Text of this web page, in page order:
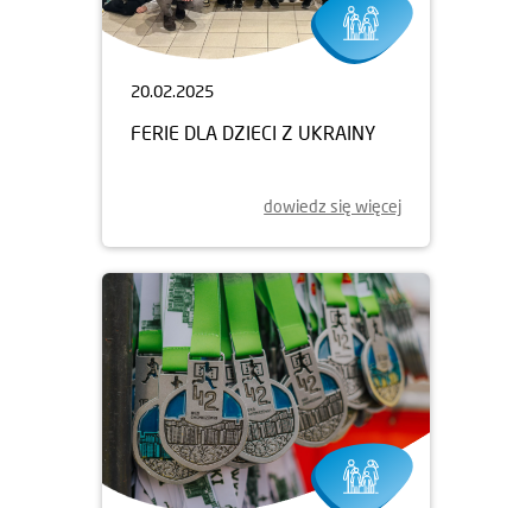
20.02.2025
FERIE DLA DZIECI Z UKRAINY
dowiedz się więcej